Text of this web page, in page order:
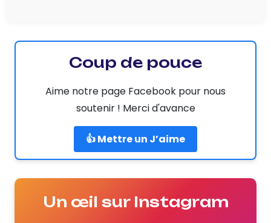
Coup de pouce
Aime notre page Facebook pour nous
soutenir ! Merci d'avance
👍 Mettre un J’aime
Un œil sur Instagram